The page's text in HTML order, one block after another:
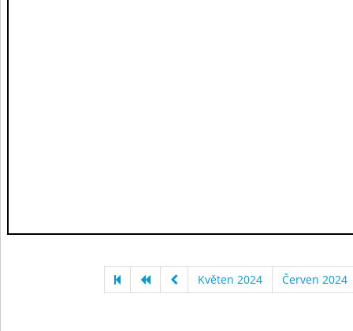
Květen 2024 Červen 2024